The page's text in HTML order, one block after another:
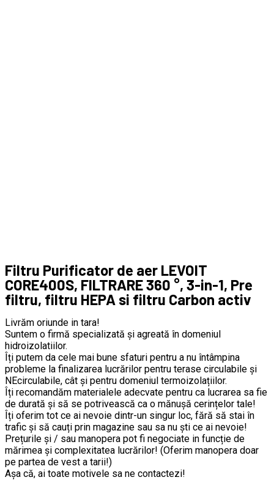
Filtru Purificator de aer LEVOIT
CORE400S, FILTRARE 360 °, 3-in-1, Pre
filtru, filtru HEPA si filtru Carbon activ
Livrăm oriunde in tara!
Suntem o firmă specializată și agreată în domeniul
hidroizolatiilor.
Îți putem da cele mai bune sfaturi pentru a nu întâmpina
probleme la finalizarea lucrărilor pentru terase circulabile și
NEcirculabile, cât și pentru domeniul termoizolațiilor.
Îți recomandăm materialele adecvate pentru ca lucrarea sa fie
de durată și să se potrivească ca o mănușă cerințelor tale!
Îți oferim tot ce ai nevoie dintr-un singur loc, fără să stai în
trafic și să cauți prin magazine sau sa nu ști ce ai nevoie!
Prețurile și / sau manopera pot fi negociate in funcție de
mărimea și complexitatea lucrărilor! (Oferim manopera doar
pe partea de vest a tarii!)
Așa că, ai toate motivele sa ne contactezi!